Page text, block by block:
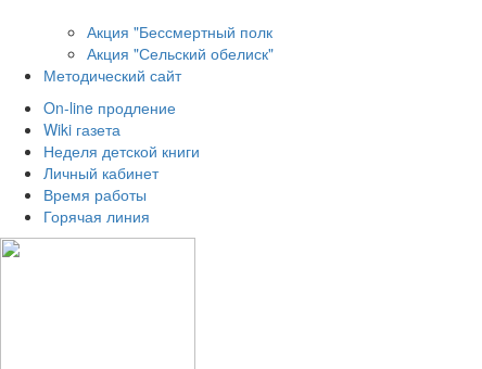
Акция "Бессмертный полк
Акция "Сельский обелиск"
Методический сайт
On-line продление
Wiki газета
Неделя детской книги
Личный кабинет
Время работы
Горячая линия